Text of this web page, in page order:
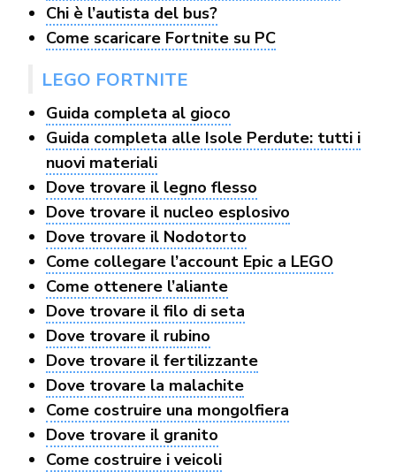
Chi è l’autista del bus?
Come scaricare Fortnite su PC
LEGO FORTNITE
Guida completa al gioco
Guida completa alle Isole Perdute: tutti i
nuovi materiali
Dove trovare il legno flesso
Dove trovare il nucleo esplosivo
Dove trovare il Nodotorto
Come collegare l’account Epic a LEGO
Come ottenere l’aliante
Dove trovare il filo di seta
Dove trovare il rubino
Dove trovare il fertilizzante
Dove trovare la malachite
Come costruire una mongolfiera
Dove trovare il granito
Come costruire i veicoli